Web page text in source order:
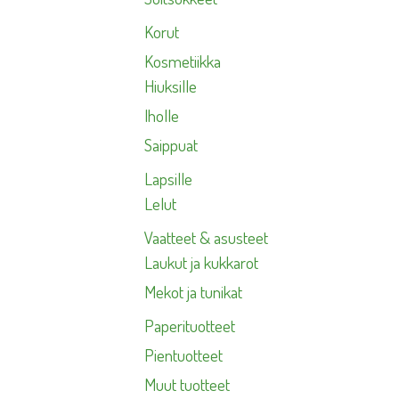
Korut
Kosmetiikka
Hiuksille
Iholle
Saippuat
Lapsille
Lelut
Vaatteet & asusteet
Laukut ja kukkarot
Mekot ja tunikat
Paperituotteet
Pientuotteet
Muut tuotteet